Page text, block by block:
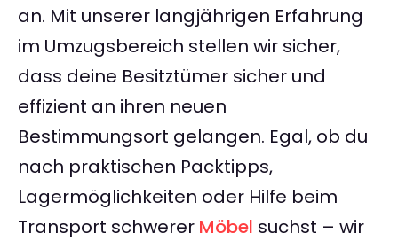
an. Mit unserer langjährigen Erfahrung
im Umzugsbereich stellen wir sicher,
dass deine Besitztümer sicher und
effizient an ihren neuen
Bestimmungsort gelangen. Egal, ob du
nach praktischen Packtipps,
Lagermöglichkeiten oder Hilfe beim
Transport schwerer Möbel suchst – wir